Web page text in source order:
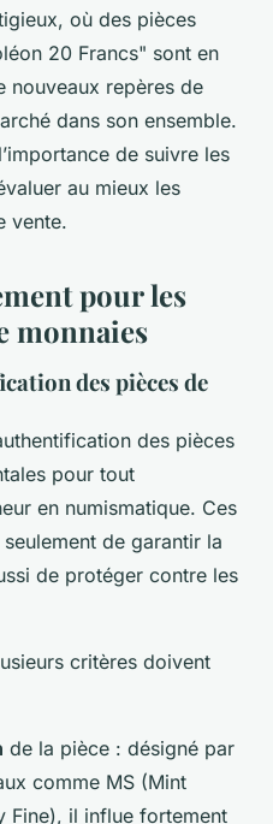
où des pièces
20 Francs" sont en
nouveaux repères de
dans son ensemble.
de suivre les
au mieux les
vente.
pour les
monnaies
des pièces de
des pièces
pour tout
en numismatique. Ces
de garantir la
de protéger contre les
critères doivent
de la pièce : désigné par
comme MS (Mint
Fine), il influe fortement